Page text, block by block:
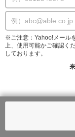
※ご注意：Yahoo!メール
上、使用可能かご確認く
しております。